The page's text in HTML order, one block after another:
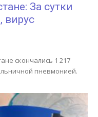
За сутки
вирус
скончались 1 217
пневмонией.